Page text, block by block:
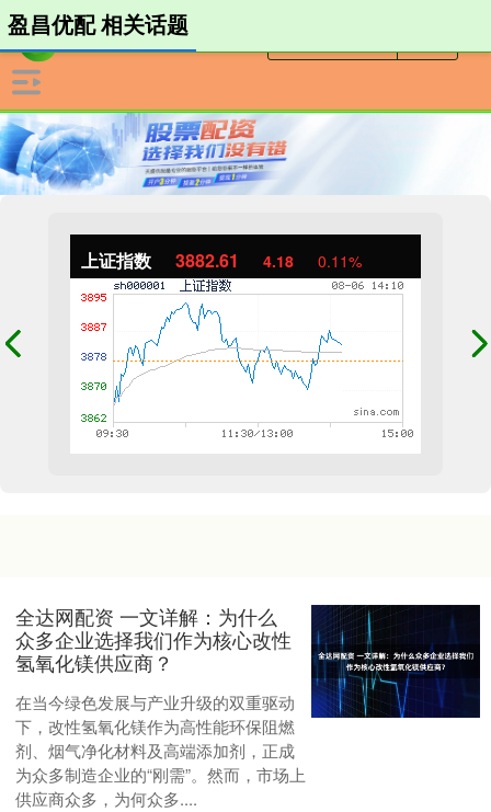
上证指数 3882.61 4.18 0.11%
盈昌优配 相关话题
全达网配资 一文详解：为什么
众多企业选择我们作为核心改性
氢氧化镁供应商？
在当今绿色发展与产业升级的双重驱动
下，改性氢氧化镁作为高性能环保阻燃
剂、烟气净化材料及高端添加剂，正成
为众多制造企业的“刚需”。然而，市场上
供应商众多，为何众多....